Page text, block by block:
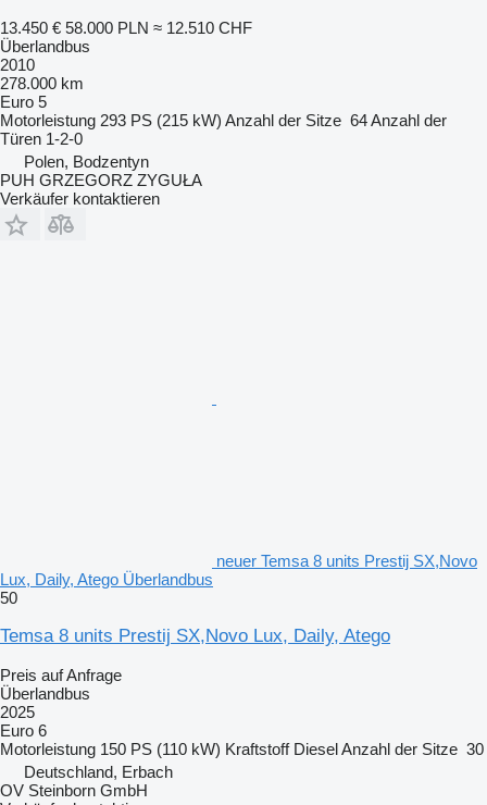
13.450 € 58.000 PLN ≈ 12.510 CHF
Überlandbus
2010
278.000 km
Euro 5
Motorleistung 293 PS (215 kW) Anzahl der Sitze 64Anzahl der
Türen 1-2-0
Polen, Bodzentyn
PUH GRZEGORZ ZYGUŁA
Verkäufer kontaktieren
neuer Temsa 8 units Prestij SX,Novo
Lux, Daily, Atego Überlandbus
50
Temsa 8 units Prestij SX,Novo Lux, Daily, Atego
Preis auf Anfrage
Überlandbus
2025
Euro 6
Motorleistung 150 PS (110 kW) Kraftstoff DieselAnzahl der Sitze 30
Deutschland, Erbach
OV Steinborn GmbH